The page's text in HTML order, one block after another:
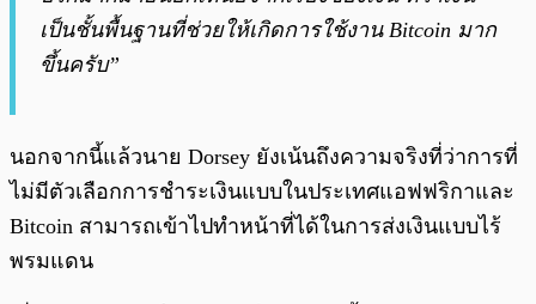
เป็นชั้นพื้นฐานที่ช่วยให้เกิดการใช้งาน Bitcoin มาก
ขึ้นครับ”
นอกจากนี้แล้วนาย Dorsey ยังเน้นถึงความจริงที่ว่าการที่
ไม่มีตัวเลือกการชำระเงินแบบในประเทศแอฟฟริกาและ
Bitcoin สามารถเข้าไปทำหน้าที่ได้ในการส่งเงินแบบไร้
พรมแดน